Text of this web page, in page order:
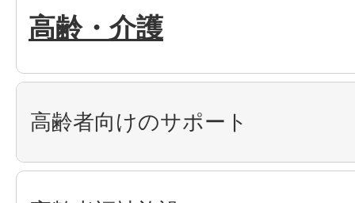
高齢・介護
高齢者向けのサポート